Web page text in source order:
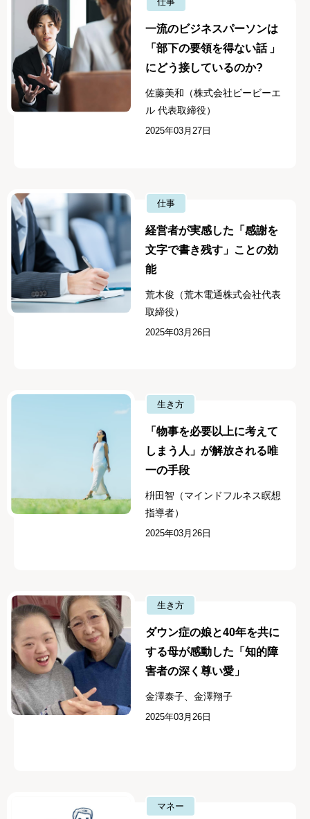
一流のビジネスパーソンは
「部下の要領を得ない話 」
にどう接しているのか?
佐藤美和（株式会社ビービーエ
ル 代表取締役）
2025年03月27日
仕事
経営者が実感した「感謝を
文字で書き残す」ことの効
能
荒木俊（荒木電通株式会社代表
取締役）
2025年03月26日
生き方
「物事を必要以上に考えて
しまう人」が解放される唯
一の手段
枡田智（マインドフルネス瞑想
指導者）
2025年03月26日
生き方
ダウン症の娘と40年を共に
する母が感動した「知的障
害者の深く尊い愛」
金澤泰子、金澤翔子
2025年03月26日
マネー